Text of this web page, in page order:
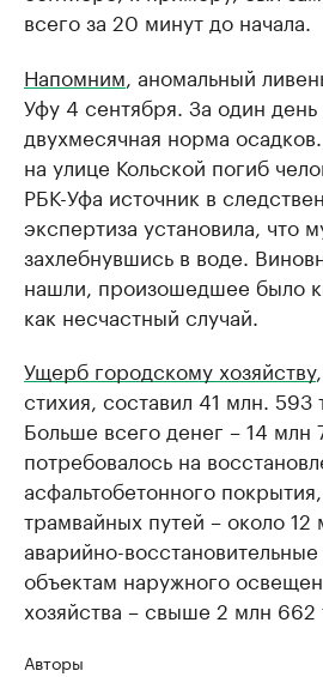
всего за 20 минут до начала.
Напомним, аномальный
Уфу 4 сентября. За один
двухмесячная норма
на улице Кольской погиб
РБК-Уфа источник в
экспертиза установила, что
захлебнувшись в воде.
нашли, произошедшее было
как несчастный случай.
Ущерб городскому хозяйству
стихия, составил 41 млн. 593
Больше всего денег – 14 млн
потребовалось на
асфальтобетонного
трамвайных путей – около 12
аварийно-
объектам наружного
хозяйства – свыше 2 млн
Авторы